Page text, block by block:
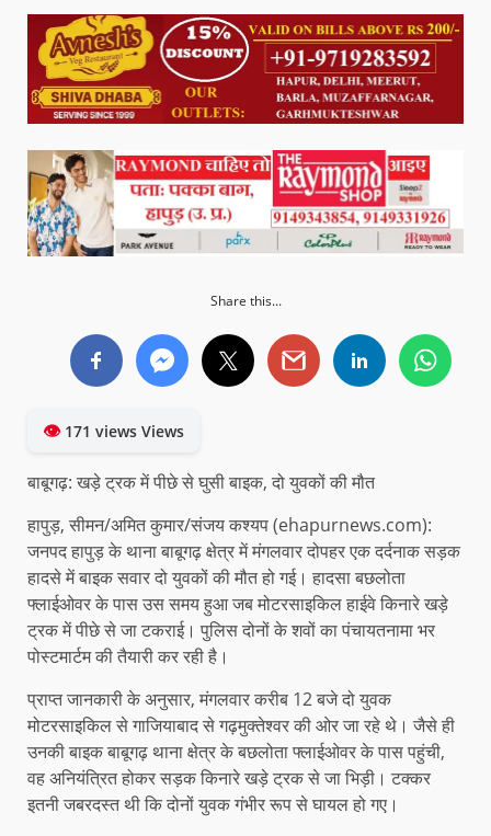
Share this...
👁171 views Views
बाबूगढ़: खड़े ट्रक में पीछे से घुसी बाइक, दो युवकों की मौत
हापुड़, सीमन/अमित कुमार/संजय कश्यप (ehapurnews.com):
जनपद हापुड़ के थाना बाबूगढ़ क्षेत्र में मंगलवार दोपहर एक दर्दनाक सड़क
हादसे में बाइक सवार दो युवकों की मौत हो गई। हादसा बछलोता
फ्लाईओवर के पास उस समय हुआ जब मोटरसाइकिल हाईवे किनारे खड़े
ट्रक में पीछे से जा टकराई। पुलिस दोनों के शवों का पंचायतनामा भर
पोस्टमार्टम की तैयारी कर रही है।
प्राप्त जानकारी के अनुसार, मंगलवार करीब 12 बजे दो युवक
मोटरसाइकिल से गाजियाबाद से गढ़मुक्तेश्वर की ओर जा रहे थे। जैसे ही
उनकी बाइक बाबूगढ़ थाना क्षेत्र के बछलोता फ्लाईओवर के पास पहुंची,
वह अनियंत्रित होकर सड़क किनारे खड़े ट्रक से जा भिड़ी। टक्कर
इतनी जबरदस्त थी कि दोनों युवक गंभीर रूप से घायल हो गए।